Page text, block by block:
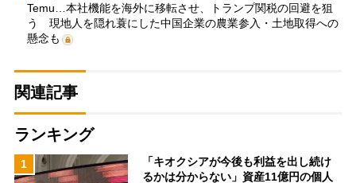
Temu…本社機能を海外に移転させ、トランプ関税の回避を狙
う 現地人を隠れ蓑にした中国企業の農業参入・土地取得への
懸念も
関連記事
ランキング
1
「キオクシアが今後も利益を出し続け
るかは分からない」資産11億円の個人